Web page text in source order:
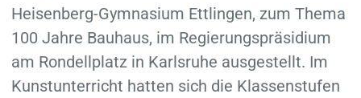
Heisenberg-Gymnasium Ettlingen, zum Thema
100 Jahre Bauhaus, im Regierungspräsidium
am Rondellplatz in Karlsruhe ausgestellt. Im
Kunstunterricht hatten sich die Klassenstufen